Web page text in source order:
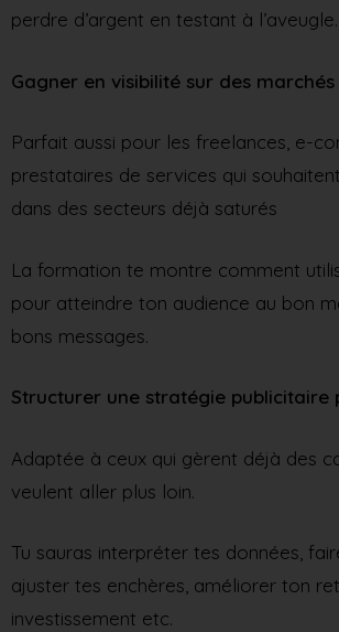
perdre d’argent en testant à l’aveugle.
Gagner en visibilité sur des
Parfait aussi pour les freelances, e-
prestataires de services qui
dans des secteurs déjà saturés
La formation te montre comment
pour atteindre ton audience au bon
bons messages.
Structurer une stratégie publicitaire
Adaptée à ceux qui gèrent déjà des
veulent aller plus loin.
Tu sauras interpréter tes données,
ajuster tes enchères, améliorer ton
investissement etc.